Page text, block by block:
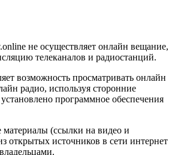
не осуществляет онлайн вещание,
телеканалов и радиостанций.
возможность просматривать онлайн
радио, используя сторонние
программное обеспечения
(ссылки на видео и
открытых источников в сети интернет